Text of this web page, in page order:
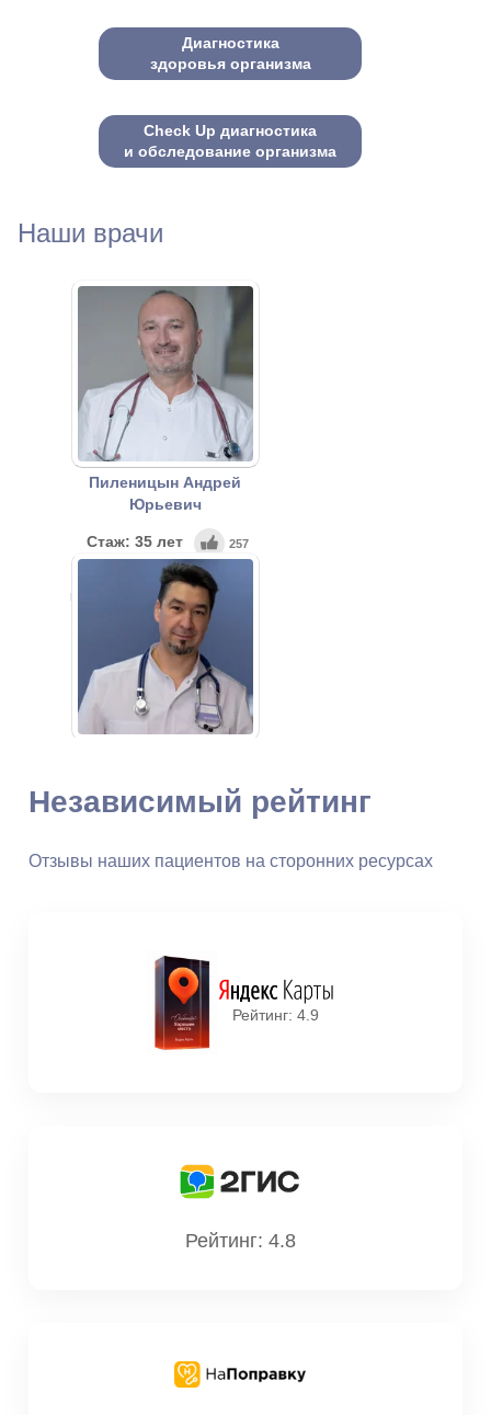
Диагностика
здоровья организма
Check Up диагностика
и обследование организма
Наши врачи
Пиленицын Андрей
Юрьевич
257
Стаж: 35 лет
Врач-кардиолог высшей
квалификационной категории,
врач-терапевт, врач
функциональной диагностики
296
Стаж: 31 год
квалификационной категории,
Буцких Юлия
Владимировна
высшей квалиф. категории
Стаж: 43 года
Врач-терапевт высшей
Независимый рейтинг
Отзывы наших пациентов на сторонних ресурсах
Рейтинг: 4.9
Рейтинг: 4.8